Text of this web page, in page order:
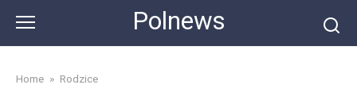
content
Polnews
Home » Rodzice